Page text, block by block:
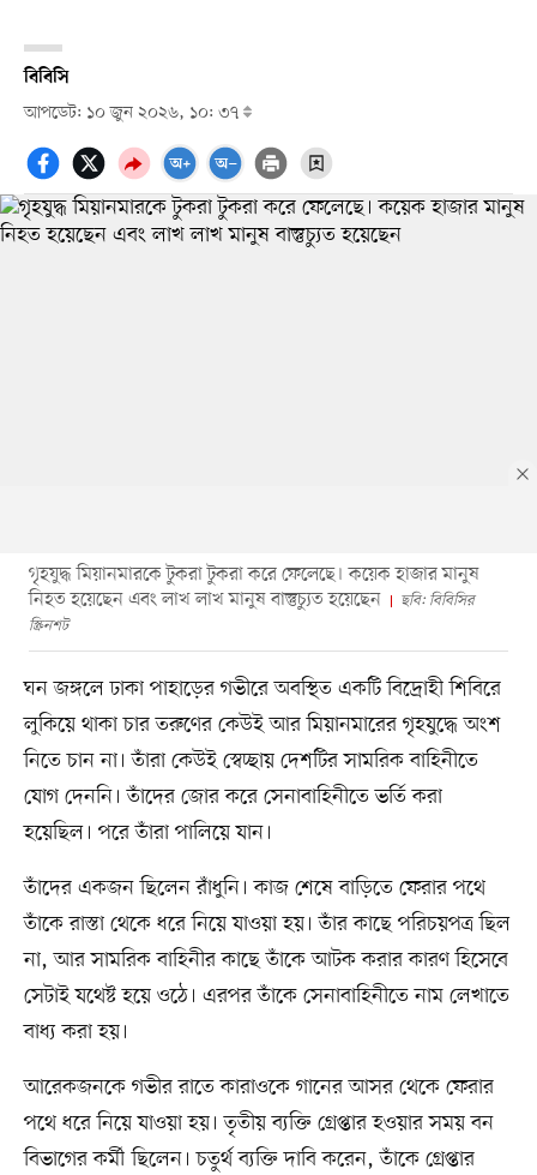
বিবিসি
আপডেট: ১০ জুন ২০২৬, ১০: ৩৭
গৃহযুদ্ধ মিয়ানমারকে টুকরা টুকরা করে ফেলেছে। কয়েক হাজার মানুষ
নিহত হয়েছেন এবং লাখ লাখ মানুষ বাস্তুচ্যুত হয়েছেন
ছবি: বিবিসির
স্ক্রিনশট
ঘন জঙ্গলে ঢাকা পাহাড়ের গভীরে অবস্থিত একটি বিদ্রোহী শিবিরে
লুকিয়ে থাকা চার তরুণের কেউই আর মিয়ানমারের গৃহযুদ্ধে অংশ
নিতে চান না। তাঁরা কেউই স্বেচ্ছায় দেশটির সামরিক বাহিনীতে
যোগ দেননি। তাঁদের জোর করে সেনাবাহিনীতে ভর্তি করা
হয়েছিল। পরে তাঁরা পালিয়ে যান।
তাঁদের একজন ছিলেন রাঁধুনি। কাজ শেষে বাড়িতে ফেরার পথে
তাঁকে রাস্তা থেকে ধরে নিয়ে যাওয়া হয়। তাঁর কাছে পরিচয়পত্র ছিল
না, আর সামরিক বাহিনীর কাছে তাঁকে আটক করার কারণ হিসেবে
সেটাই যথেষ্ট হয়ে ওঠে। এরপর তাঁকে সেনাবাহিনীতে নাম লেখাতে
বাধ্য করা হয়।
আরেকজনকে গভীর রাতে কারাওকে গানের আসর থেকে ফেরার
পথে ধরে নিয়ে যাওয়া হয়। তৃতীয় ব্যক্তি গ্রেপ্তার হওয়ার সময় বন
বিভাগের কর্মী ছিলেন। চতুর্থ ব্যক্তি দাবি করেন, তাঁকে গ্রেপ্তার